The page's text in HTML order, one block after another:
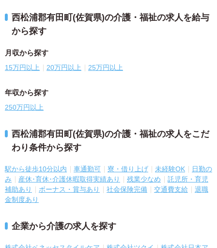
西松浦郡有田町(佐賀県)の介護・福祉の求人を給与
から探す
月収から探す
15万円以上 20万円以上 25万円以上
年収から探す
250万円以上
西松浦郡有田町(佐賀県)の介護・福祉の求人をこだ
わり条件から探す
駅から徒歩10分以内 車通勤可 寮・借り上げ 未経験OK
日勤の
み
産休･育休･介護休暇取得実績あり 残業少なめ
託児所・育児
補助あり
ボーナス・賞与あり 社会保険完備 交通費支給
退職
金制度あり
企業から介護の求人を探す